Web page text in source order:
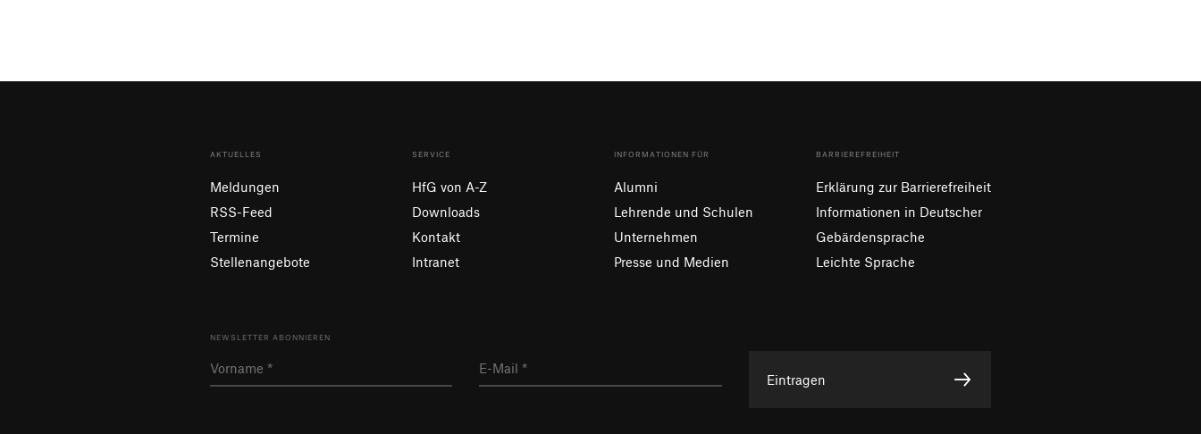
AKTUELLES
Meldungen
RSS-Feed
Termine
Stellenangebote
SERVICE
HfG von A-Z
Downloads
Kontakt
Intranet
INFORMATIONEN FÜR
Alumni
Lehrende und Schulen
Unternehmen
Presse und Medien
BARRIEREFREIHEIT
Erklärung zur Barrierefreiheit
Informationen in Deutscher
Gebärdensprache
Leichte Sprache
NEWSLETTER ABONNIEREN
Eintragen